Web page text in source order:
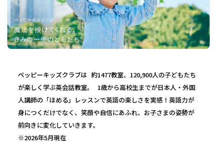
ペッピーキッズクラブは 約1477教室、120,900人の子どもたち
が楽しく学ぶ英会話教室。 1歳から高校生までが日本人・外国
人講師の「ほめる」レッスンで英語の楽しさを実感！英語力が
身につくだけでなく、笑顔や自信にあふれ、お子さまの姿勢が
前向きに変化していきます。
※2026年5月現在